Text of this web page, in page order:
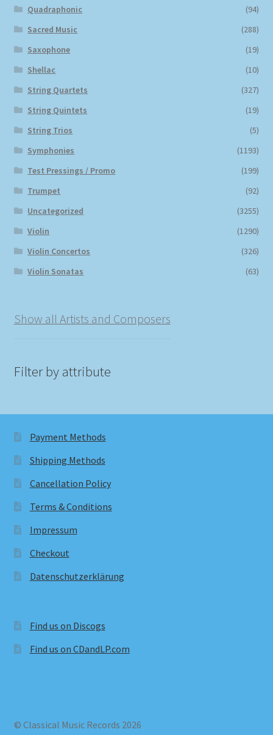
Quadraphonic
(94)
Sacred Music
(288)
Saxophone
(19)
Shellac
(10)
String Quartets
(327)
String Quintets
(19)
String Trios
(5)
Symphonies
(1193)
Test Pressings / Promo
(199)
Trumpet
(92)
Uncategorized
(3255)
Violin
(1290)
Violin Concertos
(326)
Violin Sonatas
(63)
Show all Artists and Composers
Filter by attribute
Payment Methods
Shipping Methods
Cancellation Policy
Terms & Conditions
Impressum
Checkout
Datenschutzerklärung
Find us on Discogs
Find us on CDandLP.com
© Classical Music Records 2026